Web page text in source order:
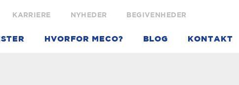
KARRIERE NYHEDER BEGIVENHEDER
HVORFOR MECO? BLOG KONTAKT